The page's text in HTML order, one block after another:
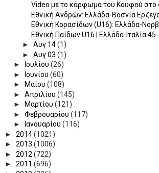
Video με το κάρφωμα του Κουφού στο
Εθνική Ανδρών: Ελλάδα-Βοσνία
Εθνική Κορασίδων (U16): Ελλάδα-
Εθνική Παίδων U16 | Ελλάδα-Ιταλία
► Αυγ 14(1)
► Αυγ 03 (1)
►
Ιουλίου (26)
►
Ιουνίου (60)
►
Μαΐου (108)
► Απριλίου (145)
►
Μαρτίου (121)
► Φεβρουαρίου (117)
►
Ιανουαρίου (116)
► 2014(1021)
► 2013 (1006)
► 2012 (722)
► 2011 (696)